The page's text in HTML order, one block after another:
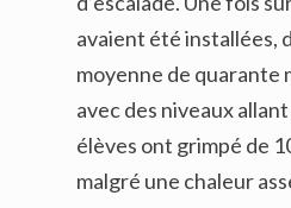
avaient été installées,
moyenne de quarante
avec des niveaux
élèves ont grimpé de
malgré une chaleur